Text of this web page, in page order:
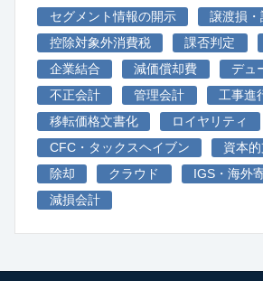
セグメント情報の開示
譲渡損・
控除対象外消費税
課否判定
企業結合
減価償却費
デュ
不正会計
管理会計
工事進
移転価格文書化
ロイヤリティ
CFC・タックスヘイブン
資本
除却
クラウド IGS・海外
減損会計